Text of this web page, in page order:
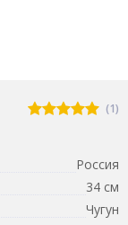
(1)
Россия
34 см
Чугун